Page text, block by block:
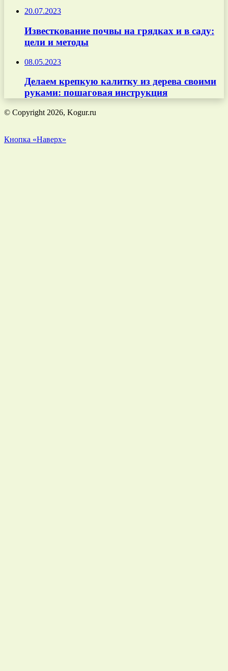
20.07.2023
Известкование почвы на грядках и в саду:
цели и методы
08.05.2023
Делаем крепкую калитку из дерева своими
руками: пошаговая инструкция
© Copyright 2026, Kogur.ru
Кнопка «Наверх»